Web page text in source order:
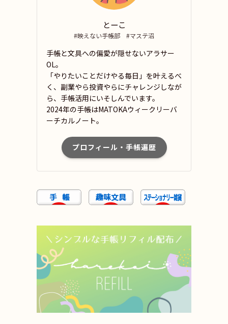
とーこ
#映えない手帳部 #マステ沼
手帳と文具への偏愛が隠せないアラサー
OL。
「やりたいことだけやる毎日」を叶えるべ
く、副業やら投資やらにチャレンジしなが
ら、手帳活用にいそしんでいます。
2024年の手帳はMATOKAウィークリーバ
ーチカルノート。
プロフィール・手帳遍歴